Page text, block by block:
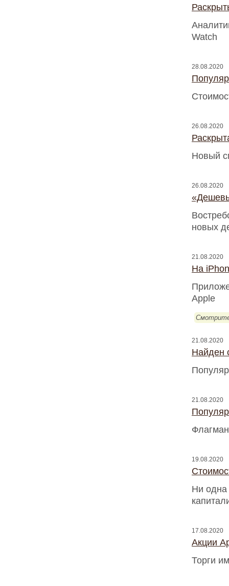
Watch
28.08.2020
26.08.2020
Новый
26.08.2020
новых
21.08.2020
На
Apple
21.08.2020
Найден
21.08.2020
19.08.2020
Ни одна
17.08.2020
Акции
Торги